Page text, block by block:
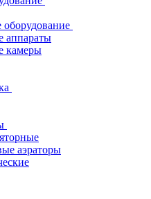
оборудование
аппараты
камеры
аэраторы